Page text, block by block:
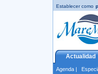
Establecer como
Actualidad
Agenda|